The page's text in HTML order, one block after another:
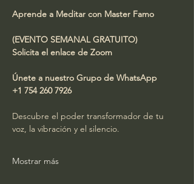
Aprende a Meditar con Master Famo
(EVENTO SEMANAL GRATUITO)
Solicita el enlace de Zoom
Únete a nuestro Grupo de WhatsApp
+1 754 260 7926
Descubre el poder transformador de tu
voz, la vibración y el silencio.
Mostrar más